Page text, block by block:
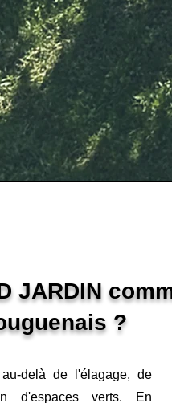
JARDIN
?
delà de l'élagage, de
d'espaces verts. En